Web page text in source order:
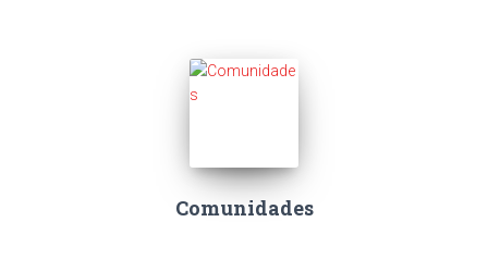
Comunidades